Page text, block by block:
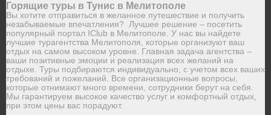
Горящие туры в Тунис в Мелитополе
Вы хотите отправиться в желанное путешествие и получить
незабываемые впечатления? Лучшее решение – посетить
популярный портал IClub в Мелитополе. У нас вы найдете
лучшие турагентства Мелитополя, которые организуют ваш
отдых на самом высоком уровне. Главная задача агентства –
ваши позитивные эмоции и реализация всех желаний на
отдыхе. Туры подбираются индивидуально, с учетом всех ваших
требований и пожеланий. Все организационные вопросы,
которые отнимают много времени, сотрудники берут на себя.
Мы гарантируем высокое качество услуг и комфортный отдых,
при этом цены вас порадуют.